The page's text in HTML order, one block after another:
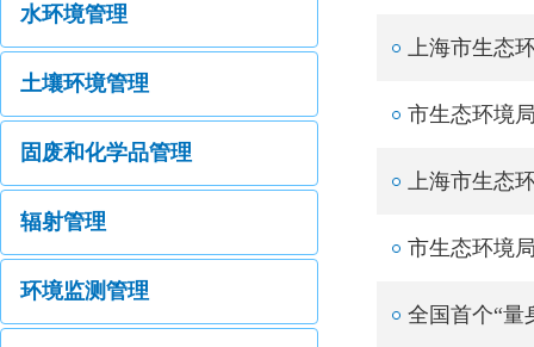
水环境管理
土壤环境管理
固废和化学品管理
辐射管理
环境监测管理
上海市生态
市生态环境
上海市生态
市生态环境
全国首个“量